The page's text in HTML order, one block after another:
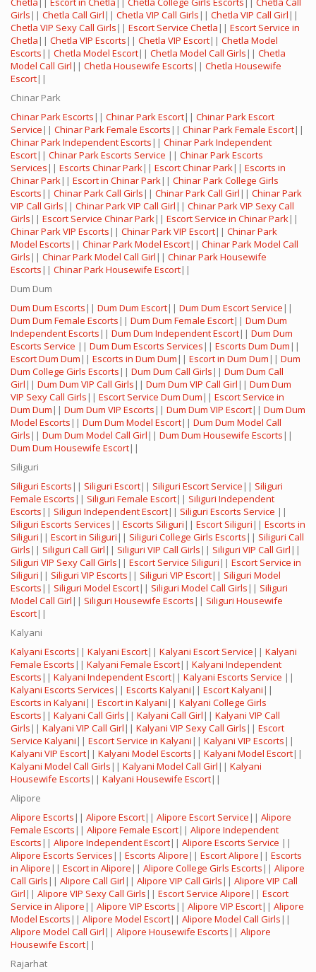
Girls || Chetla Call Girl || Chetla VIP Call Girls || Chetla VIP Call Girl ||
Chetla VIP Sexy Call Girls || Escort Service Chetla || Escort Service in
Chetla || Chetla VIP Escorts || Chetla VIP Escort|| Chetla Model
Escorts || Chetla Model Escort|| Chetla Model Call Girls || Chetla
Model Call Girl || Chetla Housewife Escorts || Chetla Housewife
Escort||
Chinar Park
Chinar Park Escorts || Chinar Park Escort|| Chinar Park Escort
Service || Chinar Park Female Escorts || Chinar Park Female Escort||
Chinar Park Independent Escorts || Chinar Park Independent
Escort|| Chinar Park Escorts Service || Chinar Park Escorts
Services || Escorts Chinar Park|| Escort Chinar Park|| Escorts in
Chinar Park|| Escort in Chinar Park|| Chinar Park College Girls
Escorts || Chinar Park Call Girls || Chinar Park Call Girl || Chinar Park
VIP Call Girls || Chinar Park VIP Call Girl || Chinar Park VIP Sexy Call
Girls || Escort Service Chinar Park|| Escort Service in Chinar Park||
Chinar Park VIP Escorts || Chinar Park VIP Escort|| Chinar Park
Model Escorts || Chinar Park Model Escort|| Chinar Park Model Call
Girls || Chinar Park Model Call Girl || Chinar Park Housewife
Escorts || Chinar Park Housewife Escort||
Dum Dum
Dum Dum Escorts || Dum Dum Escort|| Dum Dum Escort Service ||
Dum Dum Female Escorts || Dum Dum Female Escort|| Dum Dum
Independent Escorts || Dum Dum Independent Escort|| Dum Dum
Escorts Service || Dum Dum Escorts Services || Escorts Dum Dum ||
Escort Dum Dum || Escorts in Dum Dum || Escort in Dum Dum || Dum
Dum College Girls Escorts || Dum Dum Call Girls || Dum Dum Call
Girl || Dum Dum VIP Call Girls || Dum Dum VIP Call Girl || Dum Dum
VIP Sexy Call Girls || Escort Service Dum Dum || Escort Service in
Dum Dum || Dum Dum VIP Escorts || Dum Dum VIP Escort|| Dum Dum
Model Escorts || Dum Dum Model Escort|| Dum Dum Model Call
Girls || Dum Dum Model Call Girl || Dum Dum Housewife Escorts ||
Dum Dum Housewife Escort||
Siliguri
Siliguri Escorts || Siliguri Escort|| Siliguri Escort Service || Siliguri
Female Escorts || Siliguri Female Escort|| Siliguri Independent
Escorts || Siliguri Independent Escort|| Siliguri Escorts Service ||
Siliguri Escorts Services || Escorts Siliguri || Escort Siliguri || Escorts in
Siliguri || Escort in Siliguri || Siliguri College Girls Escorts || Siliguri Call
Girls || Siliguri Call Girl || Siliguri VIP Call Girls || Siliguri VIP Call Girl ||
Siliguri VIP Sexy Call Girls || Escort Service Siliguri || Escort Service in
Siliguri || Siliguri VIP Escorts || Siliguri VIP Escort|| Siliguri Model
Escorts || Siliguri Model Escort|| Siliguri Model Call Girls || Siliguri
Model Call Girl || Siliguri Housewife Escorts || Siliguri Housewife
Escort||
Kalyani
Kalyani Escorts || Kalyani Escort|| Kalyani Escort Service || Kalyani
Female Escorts || Kalyani Female Escort|| Kalyani Independent
Escorts || Kalyani Independent Escort|| Kalyani Escorts Service ||
Kalyani Escorts Services || Escorts Kalyani || Escort Kalyani ||
Escorts in Kalyani || Escort in Kalyani || Kalyani College Girls
Escorts || Kalyani Call Girls || Kalyani Call Girl || Kalyani VIP Call
Girls || Kalyani VIP Call Girl || Kalyani VIP Sexy Call Girls || Escort
Service Kalyani || Escort Service in Kalyani || Kalyani VIP Escorts ||
Kalyani VIP Escort|| Kalyani Model Escorts || Kalyani Model Escort||
Kalyani Model Call Girls || Kalyani Model Call Girl || Kalyani
Housewife Escorts || Kalyani Housewife Escort||
Alipore
Alipore Escorts || Alipore Escort|| Alipore Escort Service || Alipore
Female Escorts || Alipore Female Escort|| Alipore Independent
Escorts || Alipore Independent Escort|| Alipore Escorts Service ||
Alipore Escorts Services || Escorts Alipore || Escort Alipore || Escorts
in Alipore || Escort in Alipore || Alipore College Girls Escorts || Alipore
Call Girls || Alipore Call Girl || Alipore VIP Call Girls || Alipore VIP Call
Girl || Alipore VIP Sexy Call Girls || Escort Service Alipore || Escort
Service in Alipore || Alipore VIP Escorts || Alipore VIP Escort|| Alipore
Model Escorts || Alipore Model Escort|| Alipore Model Call Girls ||
Alipore Model Call Girl || Alipore Housewife Escorts || Alipore
Housewife Escort||
Rajarhat